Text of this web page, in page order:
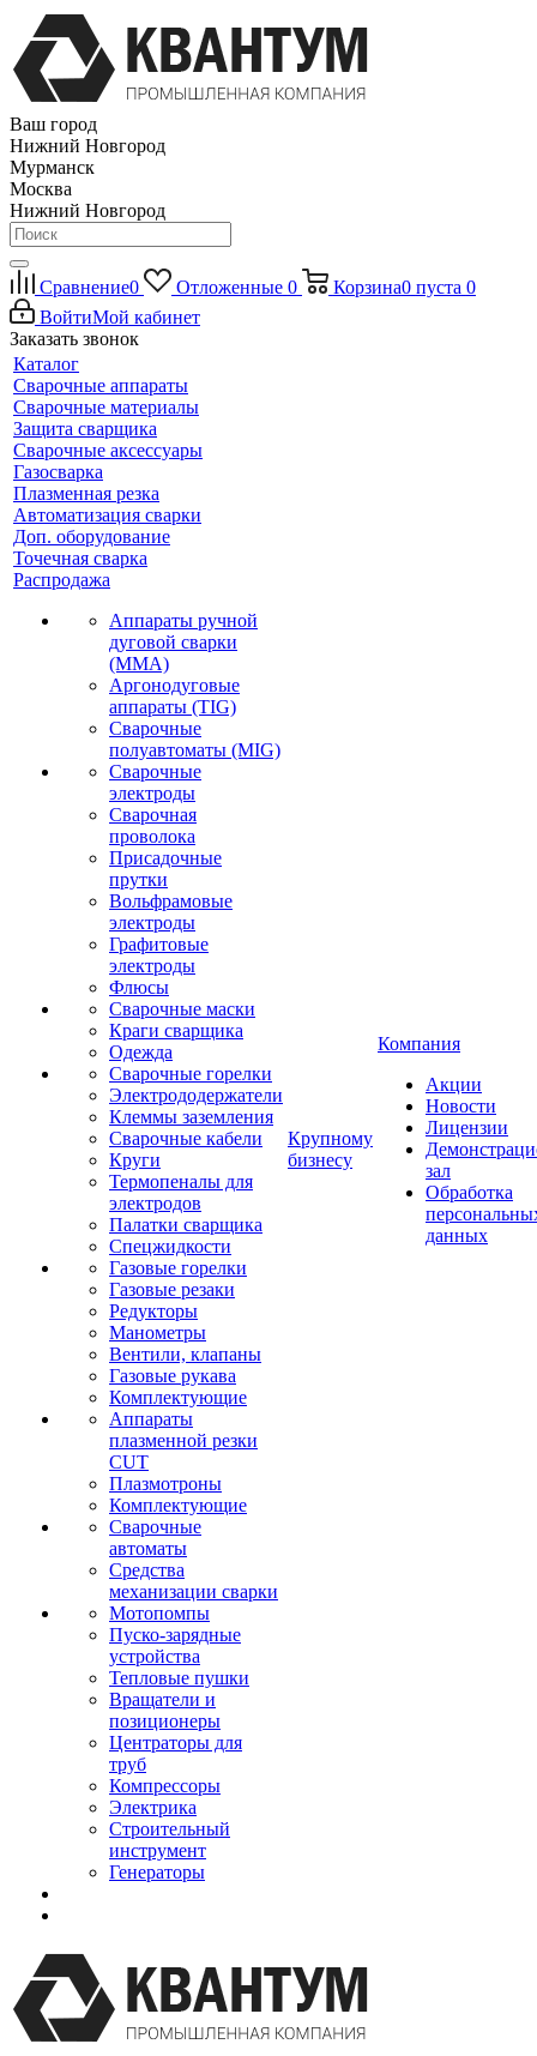
Ваш город
Нижний Новгород
Мурманск
Москва
Нижний Новгород
Сравнение0 Отложенные 0 Корзина0 пуста 0
ВойтиМой кабинет
Заказать звонок
Каталог
Сварочные аппараты
Сварочные материалы
Защита сварщика
Сварочные аксессуары
Газосварка
Плазменная резка
Автоматизация сварки
Доп. оборудование
Точечная сварка
Распродажа
Аппараты ручной
дуговой сварки
(MMA)
Аргонодуговые
аппараты (TIG)
Сварочные
полуавтоматы (MIG)
Сварочные
электроды
Сварочная
проволока
Присадочные
прутки
Вольфрамовые
электроды
Графитовые
электроды
Флюсы
Сварочные маски
Краги сварщика
Одежда
Сварочные горелки
Электрододержатели
Клеммы заземления
Сварочные кабели
Круги
Термопеналы для
электродов
Палатки сварщика
Спецжидкости
Газовые горелки
Газовые резаки
Редукторы
Манометры
Вентили, клапаны
Газовые рукава
Комплектующие
Аппараты
плазменной резки
CUT
Плазмотроны
Комплектующие
Сварочные
автоматы
Средства
механизации сварки
Мотопомпы
Пуско-зарядные
устройства
Тепловые пушки
Вращатели и
позиционеры
Центраторы для
труб
Компрессоры
Электрика
Строительный
инструмент
Генераторы
Крупному
бизнесу
Компания
Акции
Новости
Лицензии
зал
Обработка
данных